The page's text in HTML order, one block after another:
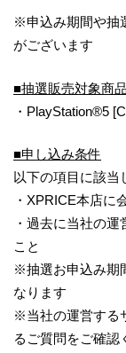
※申込み期間や抽
がございます
■抽選販売対象商品
・PlayStation®5
■申し込み条件
以下の項目に該当
・XPRICE本店に
・過去に当社の
こと
※抽選お申込み期
なります
※当社の運営する
るご質問をご確認